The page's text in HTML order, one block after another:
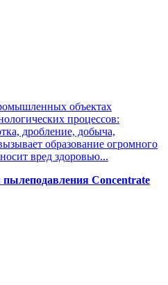
объектах
процессов:
дробление, добыча,
образование огромного
вред здоровью...
Concentrate